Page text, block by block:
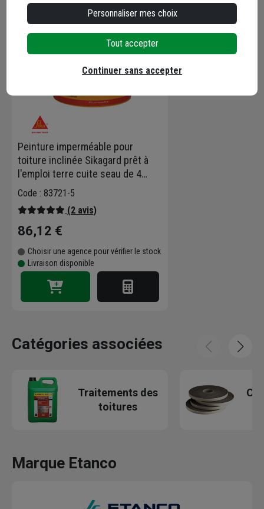
Peinture imperméable pour
toiture inclinée Sikagard prêt à
l'emploi terre cuite seau de 4
litres
Code : 83721-5
(2 avis)
86,12 €
Choisir une agence pour vérifier le stock
Livraison disponible
Catégories associées
Traitements des
toitures
Marque Etanco
Personnaliser mes choix
Tout accepter
Continuer sans accepter